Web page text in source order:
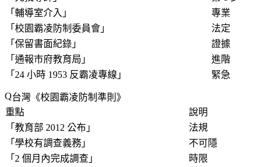
「 輔導室介入 」
專業
「 校園霸凌防制委員會 」
法定
「 保留書面紀錄 」
證據
「 通報市府教育局 」
進階
「 24 小時 1953 反霸凌專線 」 緊急
台灣《校園霸凌防制準則》
重點
說明
「 教育部 2012 公布 」
法規
「 學校有調查義務 」
不可隱
「 2 個月內完成調查 」
時限